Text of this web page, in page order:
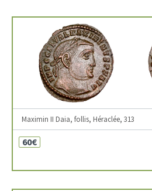
Maximin II Daia, follis, Héraclée, 313
60€